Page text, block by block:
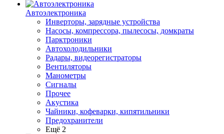
Автоэлектроника
Инверторы, зарядные устройства
Насосы, компрессора, пылесосы, домкраты
Парктроники
Автохолодильники
Радары, видеорегистраторы
Вентиляторы
Манометры
Сигналы
Прочее
Акустика
Чайники, кофеварки, кипятильники
Предохранители
Ещё 2